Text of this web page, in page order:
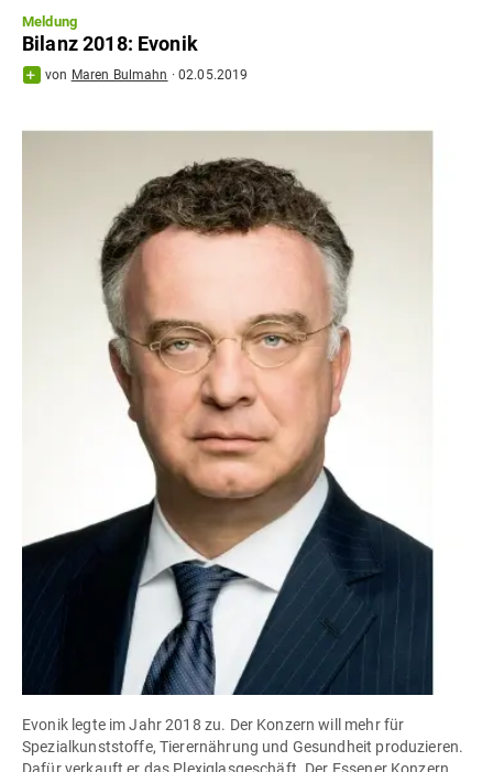
Meldung
Bilanz 2018: Evonik
von Maren Bulmahn ·02.05.2019
Evonik legte im Jahr 2018 zu. Der Konzern will mehr für
Spezialkunststoffe, Tierernährung und Gesundheit produzieren.